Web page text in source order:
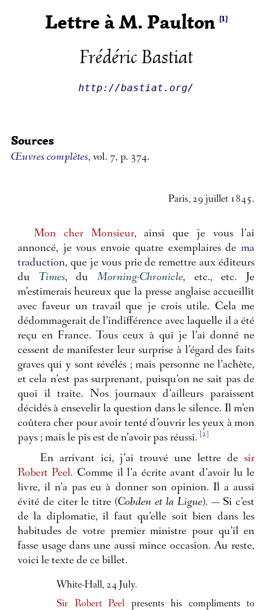
Lettre à M. Paulton [1]
Frédéric Bastiat
http://bastiat.org/
Sources
Œuvres complètes, vol. 7, p. 374.
Paris, 29 juillet 1845.
Mon cher Monsieur, ainsi que je vous l’ai
annoncé, je vous envoie quatre exemplaires dema
traduction, que je vous prie de remettre aux éditeurs
du
Times, du Morning-Chronicle, etc., etc. Je
m’estimerais heureux que la presse anglaise accueillît
avec faveur un travail que je crois utile. Cela me
dédommagerait de l’indifférence avec laquelle il a été
reçu en France. Tous ceux à qui je l’ai donné ne
cessent de manifester leur surprise à l’égard des faits
graves qui y sont révélés ; mais personne ne l’achète,
et cela n’est pas surprenant, puisqu’on ne sait pas de
quoi il traite. Nos journaux d’ailleurs paraissent
décidés à ensevelir la question dans le silence. Il m’en
coûtera cher pour avoir tenté d’ouvrir les yeux à mon
pays ; mais le pis est de n’avoir pas réussi.
[2]
En arrivant ici, j’ai trouvé une lettre desir
Robert Peel. Comme il l’a écrite avant d’avoir lu le
livre, il n’a pas eu à donner son opinion. Il a aussi
évité de citer le titre (Cobden et la Ligue). — Si c’est
de la diplomatie, il faut qu’elle soit bien dans les
habitudes de votre premier ministre pour qu’il en
fasse usage dans une aussi mince occasion. Au reste,
voici le texte de ce billet.
White-Hall, 24 July.
Sir Robert Peel presents his compliments to